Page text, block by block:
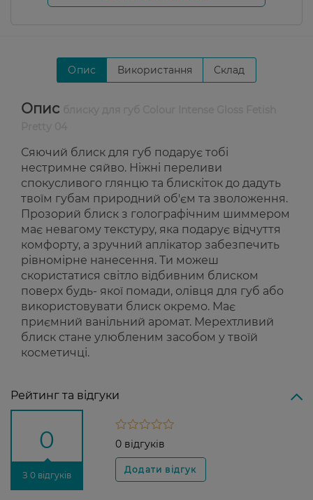
Опис Використання Склад
Опис
Сяючий блиск для губ подарує тобі
нестримне сяйво. Ніжні переливи
спокусливого глянцю та блискіток до дадуть
твоїм губам природний об'єм та зволоження.
Прозорий блиск з голографічним шиммером
має невагому текстуру, яка подарує відчуття
комфорту, а зручний аплікатор забезпечить
рівномірне нанесення. Ти можеш
скористатися світло відбивним блиском
поверх будь- якої помади, олівця для губ або
використовувати блиск окремо. Має
приємний ванільний аромат. Мерехтливий
блиск стане улюбленим засобом у твоїй
косметичці.
Рейтинг та відгуки
0
З 0 відгуків
0 відгуків